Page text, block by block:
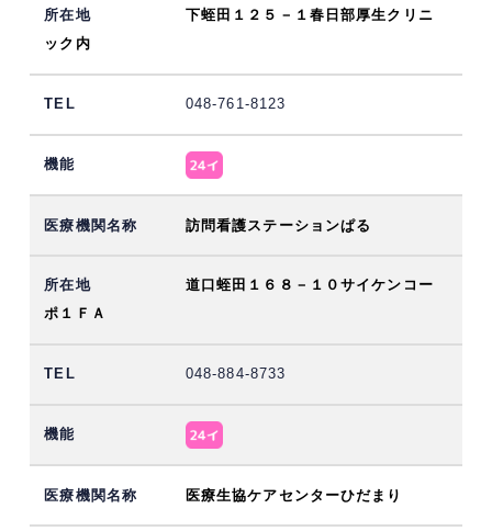
下蛭田１２５－１春日部厚生クリニ
ック内
048-761-8123
訪問看護ステーションぱる
道口蛭田１６８－１０サイケンコー
ポ１ＦＡ
048-884-8733
医療生協ケアセンターひだまり